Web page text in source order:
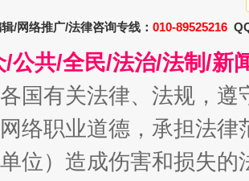
一域中谋全局
/网络推广/法律咨询专线： 010-89525216
/公共/全民/法治/法制/新
国有关法律、法规，
络职业道德，承担法
位）造成伤害和损失